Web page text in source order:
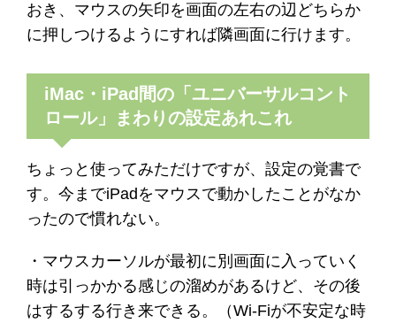
おき、マウスの矢印を画面の左右の辺どちらか
に押しつけるようにすれば隣画面に行けます。
iMac・iPad間の「ユニバーサルコント
ロール」まわりの設定あれこれ
ちょっと使ってみただけですが、設定の覚書で
す。今までiPadをマウスで動かしたことがなか
ったので慣れない。
・マウスカーソルが最初に別画面に入っていく
時は引っかかる感じの溜めがあるけど、その後
はするする行き来できる。（Wi-Fiが不安定な時